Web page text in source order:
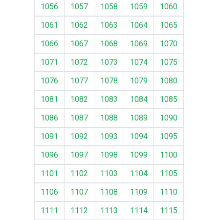
1056
1057 1058 1059
1060
1061
1062 1063 1064
1065
1066
1067 1068 1069
1070
1071
1072 1073 1074
1075
1076
1077 1078 1079
1080
1081
1082 1083 1084
1085
1086
1087 1088 1089
1090
1091
1092 1093 1094
1095
1096
1097 1098 1099
1100
1101
1102 1103 1104
1105
1106
1107 1108 1109
1110
1111
1112 1113 1114 1115